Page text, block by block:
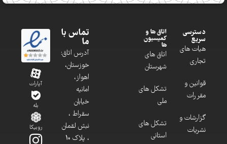
دسترسی
سریع
هیات های
تجاری
قوانین و
مقررات
گزارشات و
نشریات
اتاق ها و
کمیسیون
ها
اتاق های
شهرستان
تشکل های
ملی
تشکل های
استانی
تماس با
ما
آدرس اتاق:
خوزستان،
اهواز،
امانیه
خیابان
سقراط ،
نبش لقمان
، پلاک 10
آپارات
بله
روبیکا